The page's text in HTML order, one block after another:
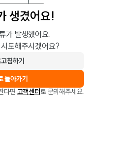
생겼어요!
가 발생했어요.
도해주시겠어요?
침하기
돌아가기
다면 고객센터로 문의해주세요.